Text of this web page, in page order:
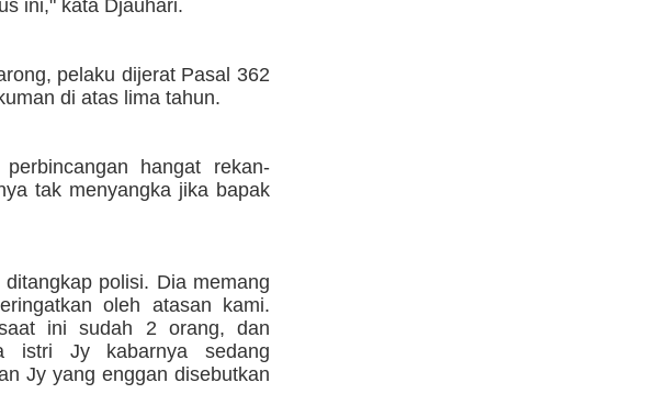
ini," kata Djauhari.
pelaku dijerat Pasal 362
di atas lima tahun.
hangat rekan-
tak menyangka jika bapak
polisi. Dia memang
oleh atasan kami.
ini sudah 2 orang, dan
istri Jy kabarnya sedang
Jy yang enggan disebutkan